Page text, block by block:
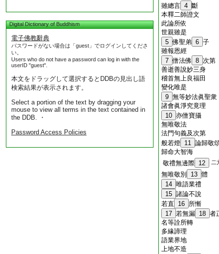
Digital Dictionary of Buddhism
電子佛教辭典
パスワードがない場合は「guest」でログインしてくださ
い。
Users who do not have a password can log in with the
userID "guest".
本文をドラッグして選択するとDDBの見出し語
検索結果が表示されます。
Select a portion of the text by dragging your
mouse to view all terms in the text contained in
the DDB. ・
Password Access Policies
雖總言 4 斷
本釋二師證文
此論所依
世親雖是
5 佛聖弟 6 子
雖報恩經
7 僧法佛 8 次第
善逝善說妙三身
稽首無上良福田
變化唯是
9 無等妙法眞聖衆
諸會眞淨究竟理
10 亦僧寶攝
無唯敬法
法門句義及次第
般若燈 11 論歸敬
歸命大智海
敬禮無邊際 12 二
無唯敬別 13 體
14 唯語業禮
15 諸論不說
若直
16 所慚
17 若無漏 18 者
名等詮所轉
多緣諦理
語業界地
上地不造